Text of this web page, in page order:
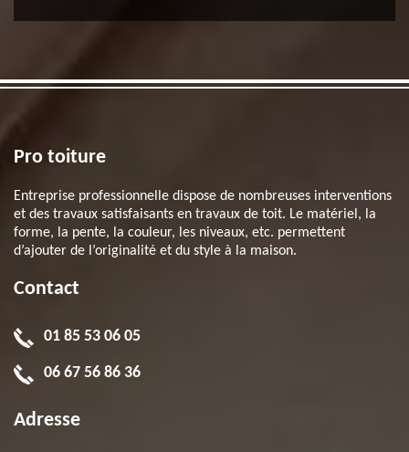
Pro toiture
Entreprise professionnelle dispose de nombreuses interventions
et des travaux satisfaisants en travaux de toit. Le matériel, la
forme, la pente, la couleur, les niveaux, etc. permettent
d’ajouter de l’originalité et du style à la maison.
Contact
01 85 53 06 05
06 67 56 86 36
Adresse